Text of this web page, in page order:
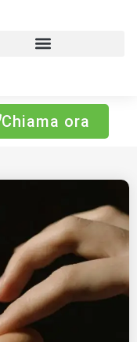
Chiama ora